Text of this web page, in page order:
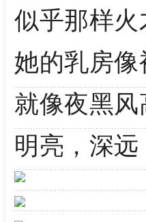
似乎那样
她的乳房
就像夜黑
明亮，深